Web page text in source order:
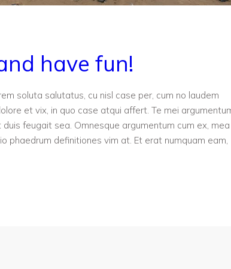
have fun!
soluta salutatus, cu nisl case per, cum no laudem
et vix, in quo case atqui affert. Te mei
feugait sea. Omnesque argumentum cum ex, mea
phaedrum definitiones vim at. Et erat numquam eam,